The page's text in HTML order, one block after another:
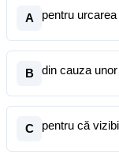
A pentru
B din cauza
C pentru că